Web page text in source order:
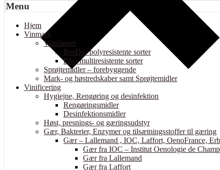
Menu
Hjem
Vinmark
Vinplanter
ResDur polyresistente sorter
Piwi multiresistente sorter
Sprøjtemidler – forebyggende
Mark- og høstredskaber samt Sprøjtemidler
Vinificering
Hygiejne, Rengøring og desinfektion
Rengøringsmidler
Desinfektionsmidler
Høst, presnings- og gæringsudstyr
Gær, Bakterier, Enzymer og tilsætningsstoffer til gæring
Gær – Lallemand , IOC, Laffort, OenoFrance,
Gær fra IOC – Institut Oenologie de
Gær fra Lallemand
Gær fra Laffort